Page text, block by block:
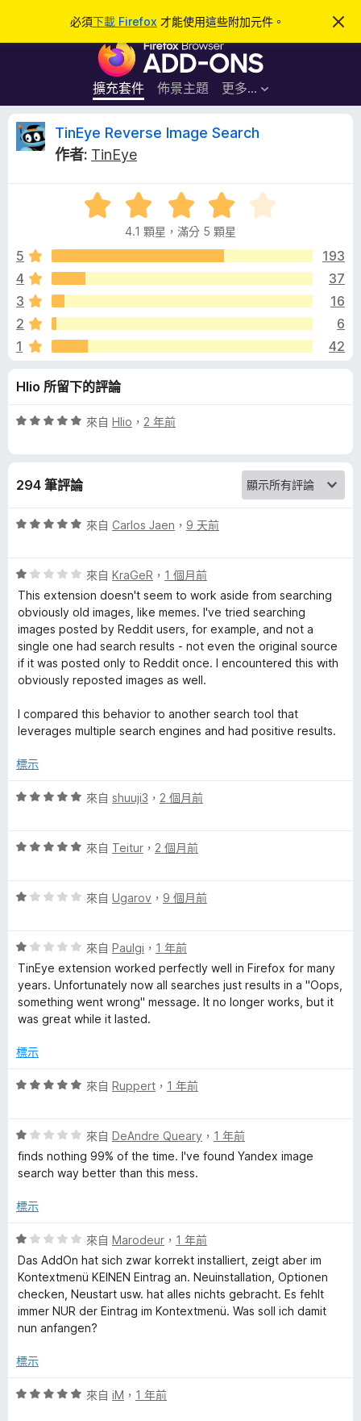
必須下載 Firefox 才能使用這些附加元件。
忽
此
F
r
e
覽
器
附
加
件
擴充套件 佈景主題 更多…
登入
T
E
y
e
R
e
e
r
s
e
I
m
a
e
S
a
r
c
h
的
論
TinEye Reverse Image Search
作者: TinEye
評
價
.
分
滿
5
4.1 顆星，滿分 5 顆星
5
193
4
37
3
16
2
6
1
42
Hlio 所留下的評論
評
，
分
來自 Hlio ， 2 年前
294 筆評論
評
分
，
滿
分
5
分
來自 Carlos Jaen ， 9 天前
評
價
1
分
，
滿
分
分
來自 KraGeR ， 1 個月前
This extension doesn't seem to work aside from searching
obviously old images, like memes. I've tried searching
images posted by Reddit users, for example, and not a
single one had search results - not even the original source
if it was posted only to Reddit once. I encountered this with
obviously reposted images as well.
I compared this behavior to another search tool that
leverages multiple search engines and had positive results.
標示
評
分
分
來自 shuuji3 ， 2 個月前
評
分
分
5
分
來自 Teitur ， 2 個月前
評
分
，
滿
分
5
來自 Ugarov ， 9 個月前
評
價
1
分
，
分
分
來自 Paulgi ， 1 年前
TinEye extension worked perfectly well in Firefox for many
years. Unfortunately now all searches just results in a "Oops,
something went wrong" message. It no longer works, but it
was great while it lasted.
標示
評
分
，
滿
5
來自 Ruppert ， 1 年前
評
價
1
，
分
5
分
來自 DeAndre Queary ， 1 年前
finds nothing 99% of the time. I've found Yandex image
search way better than this mess.
標示
評
價
1
分
，
滿
5
來自 Marodeur ， 1 年前
Das AddOn hat sich zwar korrekt installiert, zeigt aber im
Kontextmenü KEINEN Eintrag an. Neuinstallation, Optionen
checken, Neustart usw. hat alles nichts gebracht. Es fehlt
immer NUR der Eintrag im Kontextmenü. Was soll ich damit
nun anfangen?
標示
評
來自 iM ， 1 年前